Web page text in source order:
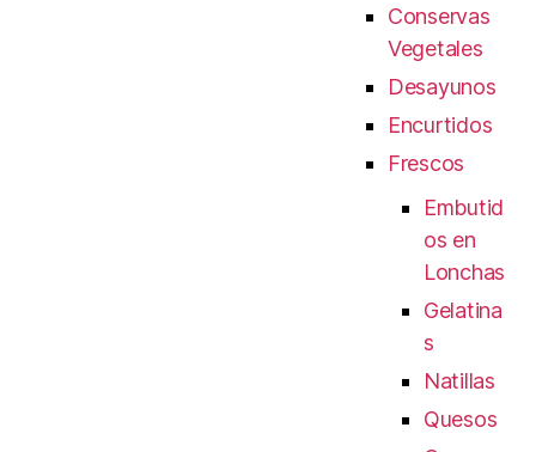
Conservas
Vegetales
Desayunos
Encurtidos
Frescos
Embutid
os en
Lonchas
Gelatina
s
Natillas
Quesos